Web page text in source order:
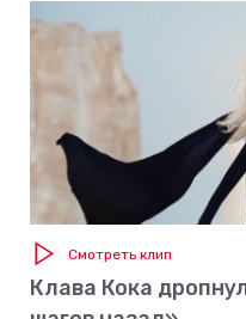
Смотреть клип
Клава Кока